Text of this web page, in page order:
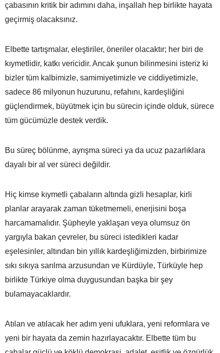
çabasının kritik bir adımını daha, inşallah hep birlikte hayata
geçirmiş olacaksınız.
Elbette tartışmalar, eleştiriler, öneriler olacaktır; her biri de
kıymetlidir, katkı vericidir. Ancak şunun bilinmesini isteriz ki
bizler tüm kalbimizle, samimiyetimizle ve ciddiyetimizle,
sadece 86 milyonun huzurunu, refahını, kardeşliğini
güçlendirmek, büyütmek için bu sürecin içinde olduk, sürece
tüm gücümüzle destek verdik.
Bu süreç bölünme, ayrışma süreci ya da ucuz pazarlıklara
dayalı bir al ver süreci değildir.
Hiç kimse kıymetli çabaların altında gizli hesaplar, kirli
planlar arayarak zaman tüketmemeli, enerjisini boşa
harcamamalıdır. Şüpheyle yaklaşan veya olumsuz ön
yargıyla bakan çevreler, bu süreci istedikleri kadar
eşelesinler, altından bin yıllık kardeşliğimizden, birbirimize
sıkı sıkıya sarılma arzusundan ve Kürdüyle, Türküyle hep
birlikte Türkiye olma duygusundan başka bir şey
bulamayacaklardır.
Atılan ve atılacak her adım yeni ufuklara, yeni reformlara ve
yeni bir hayata da zemin hazırlayacaktır. Elbette tüm bu